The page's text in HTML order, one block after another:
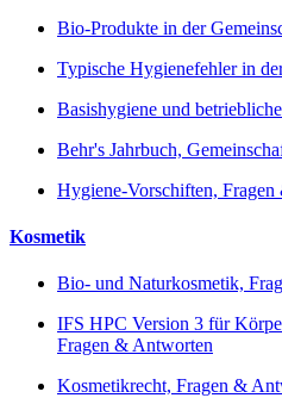
Bio-Produkte in der
Typische Hygienefehler in
Basishygiene und
Behr's Jahrbuch,
Hygiene-Vorschiften,
Kosmetik
Bio- und Naturkosmetik,
IFS HPC Version 3 für
Fragen & Antworten
Kosmetikrecht, Fragen &